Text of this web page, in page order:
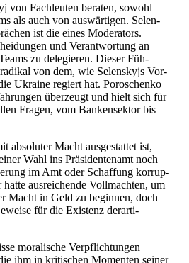
von Fach­leu­ten beraten, sowohl
als auch von aus­wär­ti­gen. Selen­
ist die eines Mode­ra­tors.
und Ver­ant­wor­tung an
zu dele­gie­ren. Dieser Füh­
von dem, wie Selen­skyjs Vor­
Ukraine regiert hat. Poro­schenko
über­zeugt und hielt sich für
Fragen, vom Ban­ken­sek­tor bis
abso­lu­ter Macht aus­ge­stat­tet ist,
Wahl ins Prä­si­den­ten­amt noch
im Amt oder Schaf­fung kor­rup­
aus­rei­chende Voll­mach­ten, um
Macht in Geld zu begin­nen, doch
für die Exis­tenz der­ar­ti­
mora­li­sche Ver­pflich­tun­gen
ihm in kri­ti­schen Momen­ten seiner